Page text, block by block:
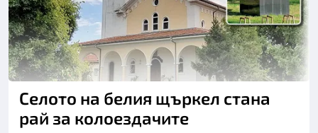
Селото на белия щъркел стана
рай за колоездачите